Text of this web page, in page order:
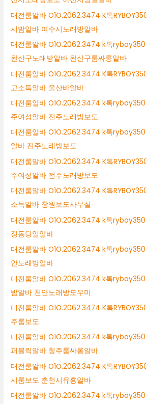
대전룸알바 O1O.2062.3474 K톡
시밤알바 여수시노래방알바
대전룸알바 O1O.2062.3474 k톡
완산구노래방알바 완산구룸싸롱알바
대전룸알바 O1O.2062.3474 K톡
고소득알바 울산바알바
대전룸알바 O1O.2062.3474 k톡
주여성알바 전주노래방보도
대전룸알바 O1O.2062.3474 k톡
알바 전주노래방보도
대전룸알바 O1O.2062.3474 K톡
주여성알바 전주노래방보도
대전룸알바 O1O.2062.3474 K톡
소득알바 창원보도사무실
대전룸알바 O1O.2062.3474 k톡
정동당일알바
대전룸알바 O1O.2062.3474 k톡
안노래방알바
대전룸알바 O1O.2062.3474 k톡
밤알바 천안노래방도우미
대전룸알바 O1O.2062.3474 K톡
주룸보도
대전룸알바 O1O.2062.3474 k톡
퍼블릭알바 청주룸싸롱알바
대전룸알바 O1O.2062.3474 K톡
시룸보도 춘천시유흥알바
대전룸알바 O1O.2062.3474 k톡